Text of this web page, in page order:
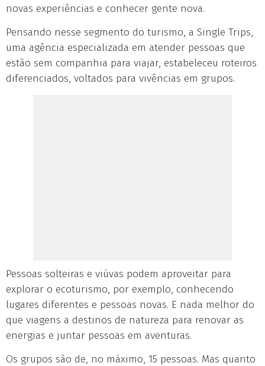
novas experiências e conhecer gente nova.
Pensando nesse segmento do turismo, a Single Trips,
uma agência especializada em atender pessoas que
estão sem companhia para viajar, estabeleceu roteiros
diferenciados, voltados para vivências em grupos.
Pessoas solteiras e viúvas podem aproveitar para
explorar o ecoturismo, por exemplo, conhecendo
lugares diferentes e pessoas novas. E nada melhor do
que viagens a destinos de natureza para renovar as
energias e juntar pessoas em aventuras.
Os grupos são de, no máximo, 15 pessoas. Mas quanto